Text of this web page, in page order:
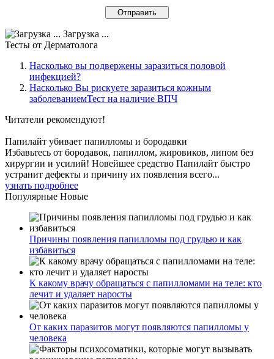
Загрузка ...
Тесты от Дерматолога
Насколько вы подвержены заразиться половой
инфекцией?
Насколько Вы рискуете заразиться кожным
заболеваниемТест на наличие ВПЧ
Читатели рекомендуют!
Папилайт убивает папилломы и бородавки
Избавьтесь от бородавок, папиллом, жировиков, липом без
хирургии и усилий! Новейшее средство Папилайт быстро
устранит дефекты и причину их появления всего...
узнать подробнее
Популярные Новые
Причины появления папилломы под грудью и как
избавиться
К какому врачу обращаться с папилломами на теле: кто
лечит и удаляет наросты
От каких паразитов могут появляются папилломы у
человека